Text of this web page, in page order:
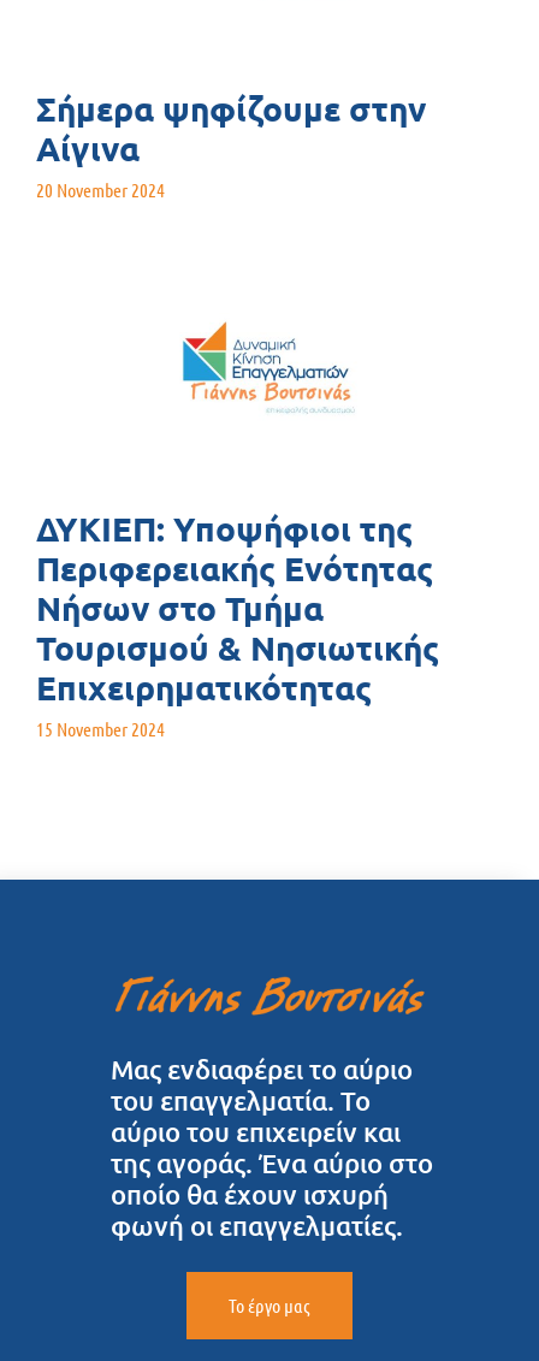
Σήμερα ψηφίζουμε στην
Αίγινα
20 November 2024
ΔΥΚΙΕΠ: Υποψήφιοι της
Περιφερειακής Ενότητας
Νήσων στο Τμήμα
Τουρισμού & Νησιωτικής
Επιχειρηματικότητας
15 November 2024
Μας ενδιαφέρει το αύριο
του επαγγελματία. Το
αύριο του επιχειρείν και
της αγοράς. Ένα αύριο στο
οποίο θα έχουν ισχυρή
φωνή οι επαγγελματίες.
Το έργο μας